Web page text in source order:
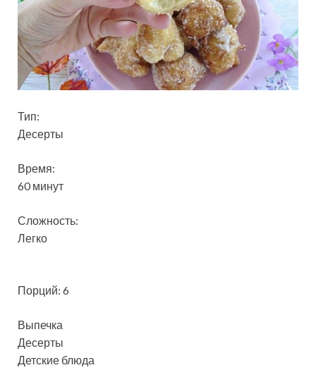
Тип:
Десерты
Время:
60 минут
Сложность:
Легко
Порций: 6
Выпечка
Десерты
Детские блюда